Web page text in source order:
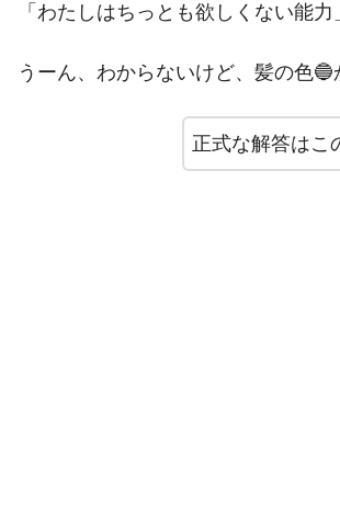
「わたしはちっとも欲しくない能力
うーん、わからないけど、髪の色🔵
正式な解答はこ